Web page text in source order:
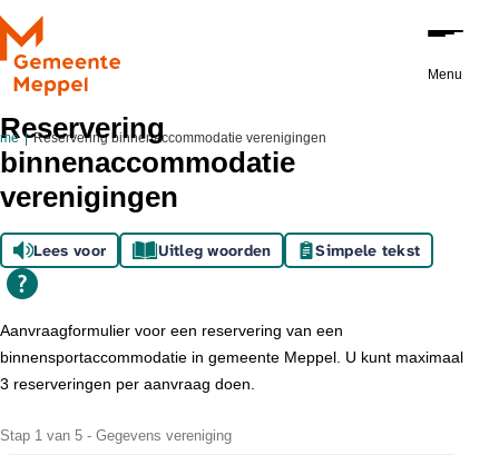
Ga naar de inhoud
Menu
Reservering binnenaccommodatie verenigingen
Reservering
binnenaccommodatie
verenigingen
Lees voor Uitleg woorden Simpele tekst
Aanvraagformulier voor een reservering van een
binnensportaccommodatie in gemeente Meppel. U kunt maximaal
3 reserveringen per aanvraag doen.
Stap 1 van 5 - Gegevens vereniging
Stap
1
van
Gegevens
vereniging